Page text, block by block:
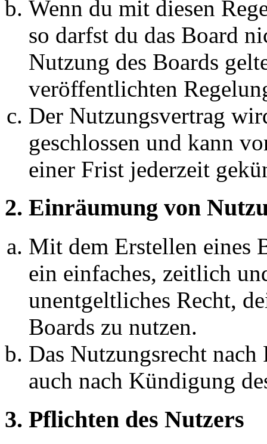
Wenn du mit diesen
so darfst du das Board
Nutzung des Boards
veröffentlichten
Der Nutzungsvertrag
geschlossen und kann
einer Frist jederzeit
2. Einräumung von
Mit dem Erstellen eines
ein einfaches, zeitlich
unentgeltliches Recht,
Boards zu nutzen.
Das Nutzungsrecht
auch nach Kündigung
3. Pflichten des Nutzers